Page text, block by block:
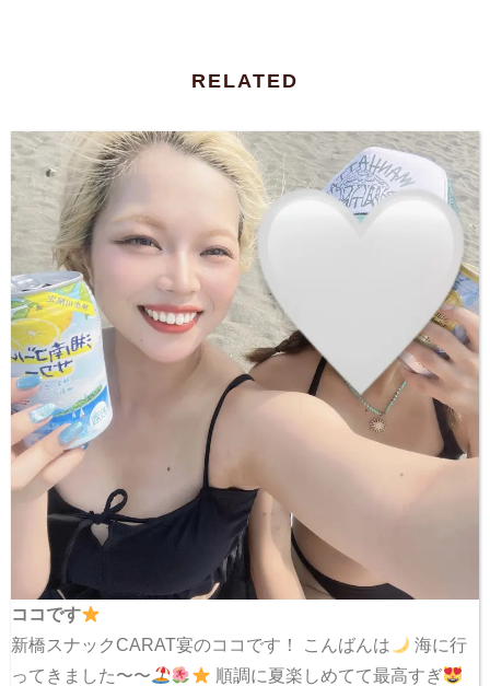
RELATED
ココです
新橋スナックCARAT宴のココです！ こんばんは
海に行
ってきました〜〜
順調に夏楽しめてて最高すぎ